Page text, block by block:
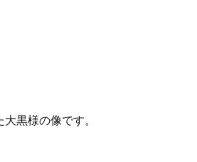
黒様の像です。